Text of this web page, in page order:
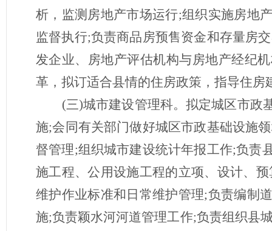
析，监测房地产市场运行;组织实施房地
监督执行;负责商品房预售资金和存量房
发企业、房地产评估机构与房地产经纪
革，拟订适合县情的住房政策，指导住房
(三)城市建设管理科。拟定城区市政
施;会同有关部门做好城区市政基础设施
督管理;组织城市建设统计年报工作;负责
施工程、公用设施工程的立项、设计、
维护作业标准和日常维护管理;负责编制
施;负责颖水河河道管理工作;负责组织县